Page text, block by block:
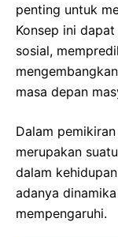
penting untuk
Konsep ini
sosial,
masa depan
Dalam
merupakan
dalam
adanya
mempengaruhi.